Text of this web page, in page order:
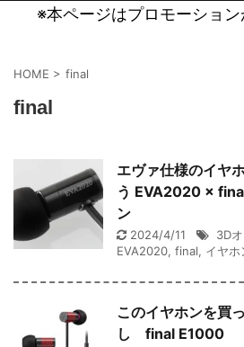
※本ページはプロモーショ
HOME > final
final
エヴァ仕様のイヤ
う EVA2020 ×
ン
2024/4/11 3D
EVA2020, final, イヤホ
このイヤホンを買
し final E1000